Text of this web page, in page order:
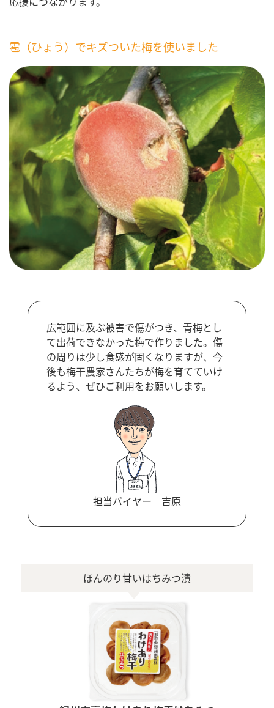
雹（ひょう）でキズついた梅を使いました
広範囲に及ぶ被害で傷がつき、青梅とし
て出荷できなかった梅で作りました。傷
の周りは少し食感が固くなりますが、今
後も梅干農家さんたちが梅を育てていけ
るよう、ぜひご利用をお願いします。
担当バイヤー 吉原
ほんのり甘いはちみつ漬